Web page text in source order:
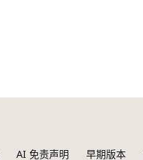
AI 免责声明 早期版本